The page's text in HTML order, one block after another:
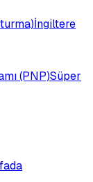
İngiltere
(PNP)Süper